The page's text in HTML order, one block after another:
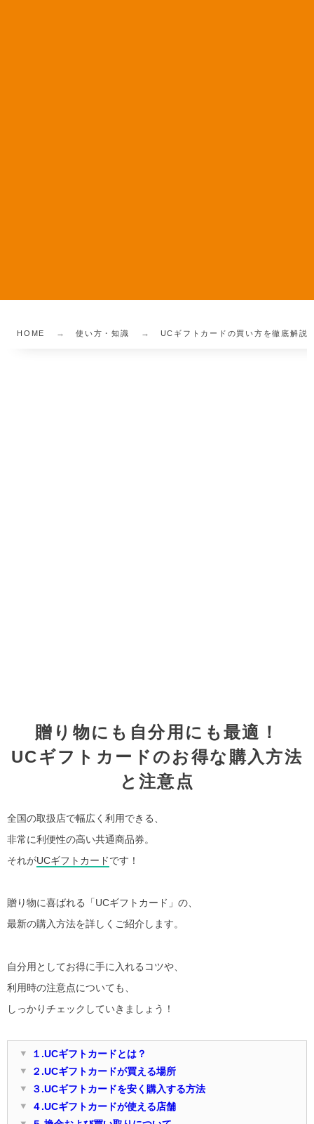
HOME 使い方・知識 UCギフトカードの買い方を徹底解説
贈り物にも自分用にも最適！
UCギフトカードのお得な購入方法
と注意点
全国の取扱店で幅広く利用できる、
非常に利便性の高い共通商品券。
それがUCギフトカードです！
贈り物に喜ばれる「UCギフトカード」の、
最新の購入方法を詳しくご紹介します。
自分用としてお得に手に入れるコツや、
利用時の注意点についても、
しっかりチェックしていきましょう！
１.UCギフトカードとは？
２.UCギフトカードが買える場所
３.UCギフトカードを安く購入する方法
４.UCギフトカードが使える店舗